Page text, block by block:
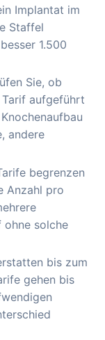
Implantat im
Staffel
1.500
Sie, ob
aufgeführt
andere
begrenzen
Anzahl pro
ohne solche
bis zum
gehen bis